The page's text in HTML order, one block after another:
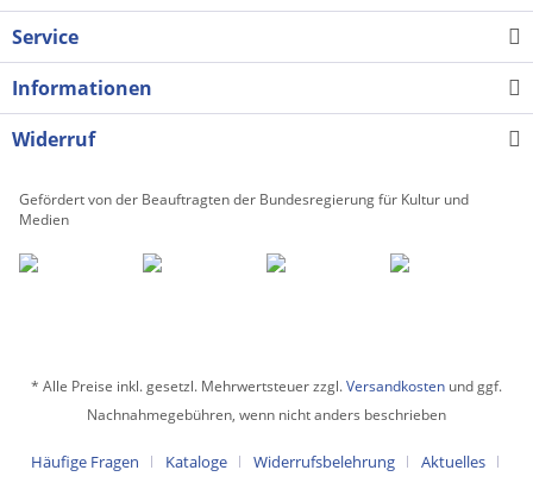
Service
Informationen
Widerruf
Gefördert von der Beauftragten der Bundesregierung für Kultur und
Medien
* Alle Preise inkl. gesetzl. Mehrwertsteuer zzgl.Versandkosten und ggf.
Nachnahmegebühren, wenn nicht anders beschrieben
Häufige Fragen Kataloge Widerrufsbelehrung Aktuelles